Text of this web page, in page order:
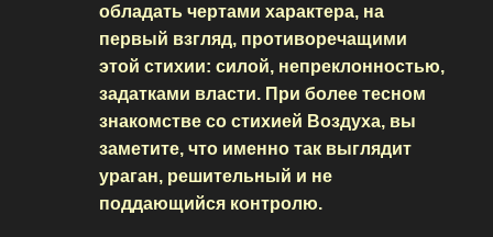
обладать чертами характера, на
первый взгляд, противоречащими
этой стихии: силой, непреклонностью,
задатками власти. При более тесном
знакомстве со стихией Воздуха, вы
заметите, что именно так выглядит
ураган, решительный и не
поддающийся контролю.